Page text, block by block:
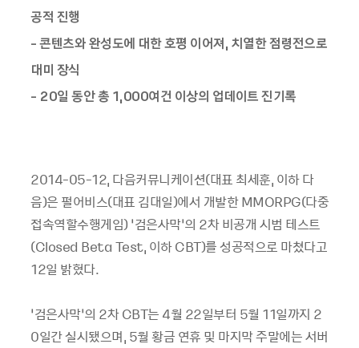
공적 진행
- 콘텐츠와 완성도에 대한 호평 이어져, 치열한 점령전으로
대미 장식
- 20일 동안 총 1,000여건 이상의 업데이트 진기록
2014-05-12, 다음커뮤니케이션(대표 최세훈, 이하 다
음)은 펄어비스(대표 김대일)에서 개발한 MMORPG(다중
접속역할수행게임) ‘검은사막’의 2차 비공개 시범 테스트
(Closed Beta Test, 이하 CBT)를 성공적으로 마쳤다고
12일 밝혔다.
‘검은사막’의 2차 CBT는 4월 22일부터 5월 11일까지 2
0일간 실시됐으며, 5월 황금 연휴 및 마지막 주말에는 서버